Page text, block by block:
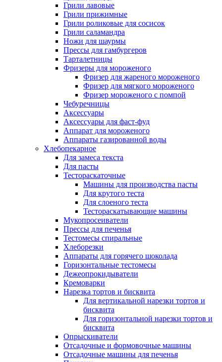
Грили лавовые
Грили прижимные
Грили роликовые для сосисок
Грили саламандра
Ножи для шаурмы
Прессы для гамбургеров
Тарталетницы
Фризеры для мороженого
Фризер для жареного мороженого
Фризер для мягкого мороженого
Фризер мороженого с помпой
Чебуречницы
Аксессуары
Аксессуары для фаст-фуд
Аппарат для мороженого
Аппараты газированной воды
Хлебопекарное
Для замеса текста
Для пасты
Тестораскаточные
Машины для производства пасты
Для крутого теста
Для слоеного теста
Тестораскатывающие машины
Мукопросеиватели
Прессы для печенья
Тестомесы спиральные
Хлеборезки
Аппараты для горячего шоколада
Горизонтальные тестомесы
Дежеопрокидыватели
Кремоварки
Нарезка тортов и бисквита
Для вертикальной нарезки тортов и
бисквита
Для горизонтальной нарезки тортов и
бисквита
Опрыскиватели
Отсадочные и формовочные машины
Отсадочные машины для печенья